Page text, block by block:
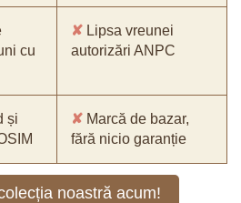
cu
✘ Lipsa vreunei
autorizări ANPC
și
✘ Marcă de bazar,
fără nicio garanție
noastră acum!